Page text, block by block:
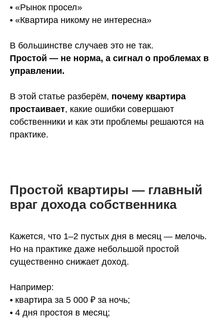
• «Рынок просел»
• «Квартира никому не интересна»
В большинстве случаев это не так.
Простой — не норма, а сигнал о проблемах в
управлении.
В этой статье разберём, почему квартира
простаивает, какие ошибки совершают
собственники и как эти проблемы решаются на
практике.
Простой квартиры — главный
враг дохода собственника
Кажется, что 1–2 пустых дня в месяц — мелочь.
Но на практике даже небольшой простой
существенно снижает доход.
Например:
• квартира за 5 000 ₽ за ночь;
• 4 дня простоя в месяц;